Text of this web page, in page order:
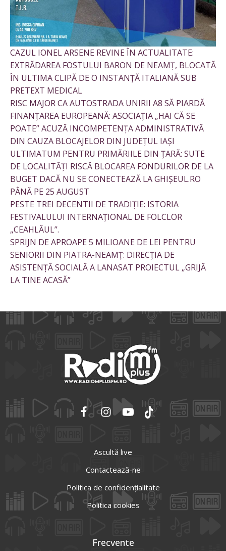
CAZUL IONEL ARSENE REVINE ÎN ACTUALITATE:
EXTRĂDAREA FOSTULUI BARON DE NEAMȚ, BLOCATĂ
ÎN ULTIMA CLIPĂ DE O INSTANȚĂ ITALIANĂ SUB
PRETEXT MEDICAL
RISC MAJOR CA AUTOSTRADA UNIRII A8 SĂ PIARDĂ
FINANȚAREA EUROPEANĂ: ASOCIAȚIA „HAI CĂ SE
POATE” ACUZĂ INCOMPETENȚA ADMINISTRATIVĂ
DIN CAUZA BLOCAJELOR DIN JUDEȚUL IAȘI
ULTIMATUM PENTRU PRIMĂRIILE DIN ȚARĂ: SUTE
DE LOCALITĂȚI RISCĂ BLOCAREA FONDURILOR DE LA
BUGET DACĂ NU SE CONECTEAZĂ LA GHIȘEUL.RO
PÂNĂ PE 25 AUGUST
PESTE TREI DECENTII DE TRADIȚIE: ISTORIA
FESTIVALULUI INTERNAȚIONAL DE FOLCLOR
„CEAHLĂUL”.
SPRIJN DE APROAPE 5 MILIOANE DE LEI PENTRU
SENIORII DIN PIATRA-NEAMȚ: DIRECȚIA DE
ASISTENȚĂ SOCIALĂ A LANASAT PROIECTUL „GRIJĂ
LA TINE ACASĂ”
Ascultă live
Contactează-ne
Politica de confidențialitate
Politica cookies
Frecvente